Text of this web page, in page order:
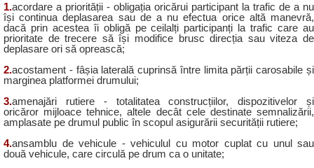
1.acordare a priorității - obligația oricărui participant la trafic de a nu
își continua deplasarea sau de a nu efectua orice altă manevră,
dacă prin acestea îi obligă pe ceilalți participanți la trafic care au
prioritate de trecere să își modifice brusc direcția sau viteza de
deplasare ori să oprească;
2.acostament - fâșia laterală cuprinsă între limita părții carosabile și
marginea platformei drumului;
3.amenajări rutiere - totalitatea construcțiilor, dispozitivelor și
oricăror mijloace tehnice, altele decât cele destinate semnalizării,
amplasate pe drumul public în scopul asigurării securității rutiere;
4.ansamblu de vehicule - vehiculul cu motor cuplat cu unul sau
două vehicule, care circulă pe drum ca o unitate;